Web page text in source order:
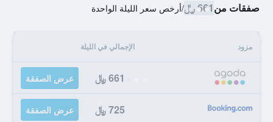
صفقات من661 ﷼ /أرخص سعر الليلة الواحدة
مزود الإجمالي في الليلة
661 ﷼ عرض الصفقة
725 ﷼ عرض الصفقة